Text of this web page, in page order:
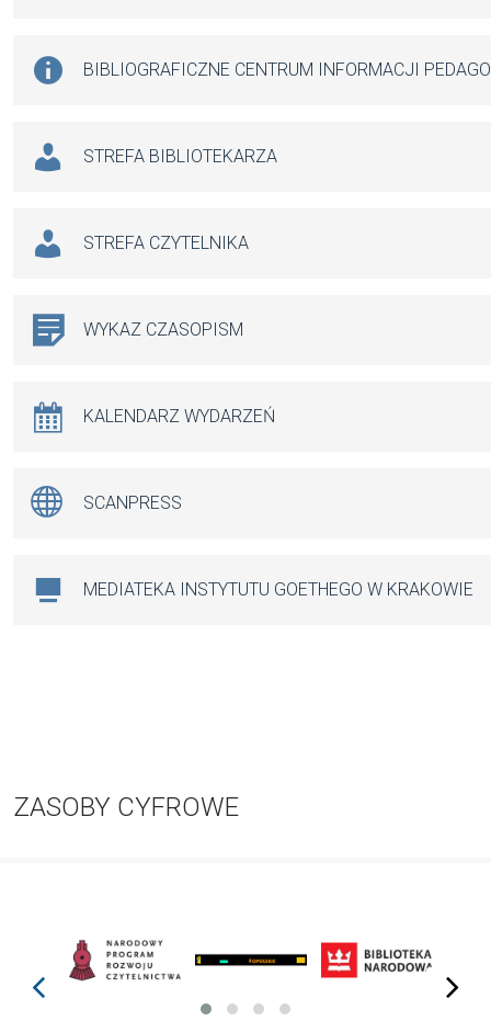
BIBLIOGRAFICZNE CENTRUM INFORMACJI
STREFA BIBLIOTEKARZA
STREFA CZYTELNIKA
WYKAZ CZASOPISM
KALENDARZ WYDARZEŃ
SCANPRESS
MEDIATEKA INSTYTUTU GOETHEGO W KRAKOWIE
ZASOBY CYFROWE
prev next